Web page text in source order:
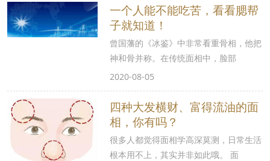
一个人能不能吃苦，看看腮帮
子就知道！
曾国藩的《冰鉴》中非常看重骨相，他把
神和骨并称。在传统面相中，脸部
2020-08-05
四种大发横财、富得流油的面
相，你有吗？
很多人都觉得面相学高深莫测，日常生活
根本用不上，其实并非如此哦。 面